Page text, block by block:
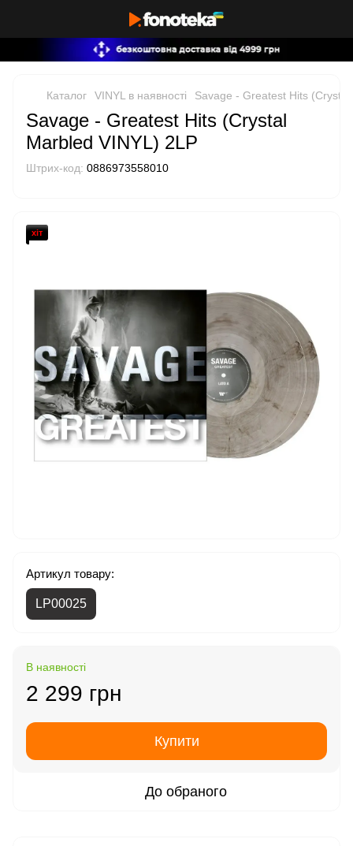
Каталог VINYL в наявності Savage - Greatest Hits
Savage - Greatest Hits (Crystal
Marbled VINYL) 2LP
Штрих-код: 0886973558010
хіт
Артикул товару:
LP00025
В наявності
2 299 грн
Купити
До обраного